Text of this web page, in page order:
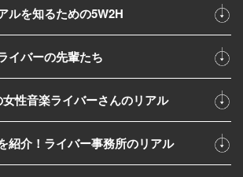
ルを知るための5W2H
イバーの先輩たち
性音楽ライバーさんのリアル
紹介！ライバー事務所のリアル